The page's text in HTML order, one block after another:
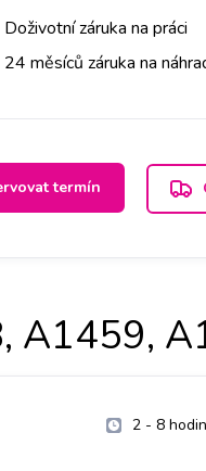
Doživotní záruka na práci
24 měsíců záruka na
termín
A1459,
2 - 8 hodin